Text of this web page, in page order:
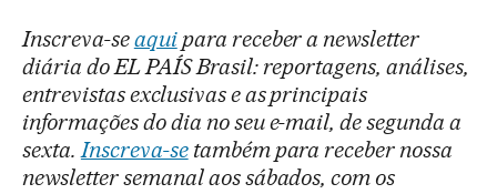
Inscreva-seaquipara receber a newsletter
diária do EL PAÍS Brasil: reportagens, análises,
entrevistas exclusivas e as principais
informações do dia no seu e-mail, de segunda a
sexta. Inscreva-setambém para receber nossa
newsletter semanal aos sábados, com os